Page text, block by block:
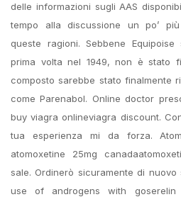
delle informazioni sugli AAS
tempo alla discussione un po’
queste ragioni. Sebbene
prima volta nel 1949, non è stato
composto sarebbe stato finalmente
come Parenabol. Online doctor
buy viagra onlineviagra discount.
tua esperienza mi da forza.
atomoxetine 25mg
sale. Ordinerò sicuramente di nuovo
use of androgens with